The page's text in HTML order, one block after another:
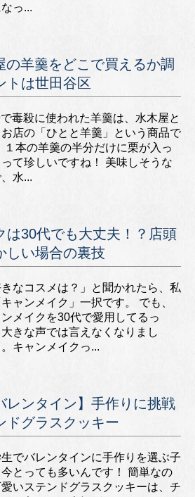
っ...
の羊羹をどこで買えるか調
トは世田谷区
毒殺に使われた羊羹は、水木屋と
店の「ひとと羊羹」という商品で
１本の羊羹の半分だけに栗が入っ
て珍しいですね！ 美味しそうな
水...
は30代でも大丈夫！？店頭
しい場合の裏技
きなコスメは？」と聞かれたら、私
ャンメイク」一択です。 でも、
メイクを30代で愛用してるっ
きな声では言えなくなりまし
キャンメイクっ...
レンタイン】手作りに挑戦
グラスクッキー
でバレンタインに手作りを選ぶ子
とっても多いんです！ 簡単なの
いステンドグラスクッキーは、チ